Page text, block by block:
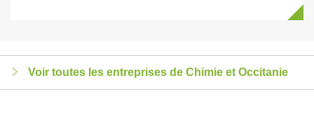
Voir toutes les entreprises de Chimie et Occitanie